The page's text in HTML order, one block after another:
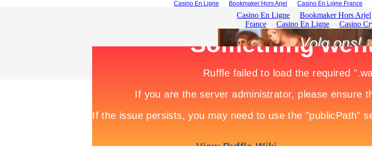
Casino En Ligne Bookmaker Hors Arjel Casino En Ligne France